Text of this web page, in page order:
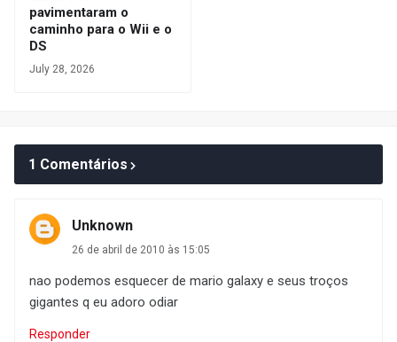
pavimentaram o
caminho para o Wii e o
DS
July 28, 2026
1 Comentários
Unknown
26 de abril de 2010 às 15:05
nao podemos esquecer de mario galaxy e seus troços
gigantes q eu adoro odiar
Responder